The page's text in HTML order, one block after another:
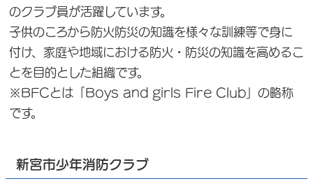
のクラブ員が活躍しています。
子供のころから防火防災の知識を様々な訓練等で身に
付け、家庭や地域における防火・防災の知識を高めるこ
とを目的とした組織です。
※BFCとは「Boys and girls Fire Club」の略称
です。
新宮市少年消防クラブ